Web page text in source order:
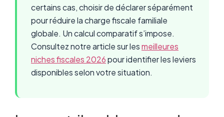
certains cas, choisir de déclarer séparément
pour réduire la charge fiscale familiale
globale. Un calcul comparatif s’impose.
Consultez notre article sur lesmeilleures
niches fiscales 2026pour identifier les leviers
disponibles selon votre situation.